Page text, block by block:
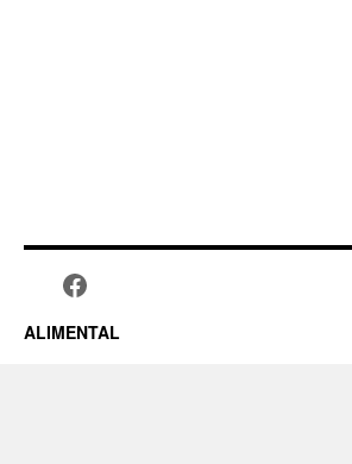
ALIMENTAL